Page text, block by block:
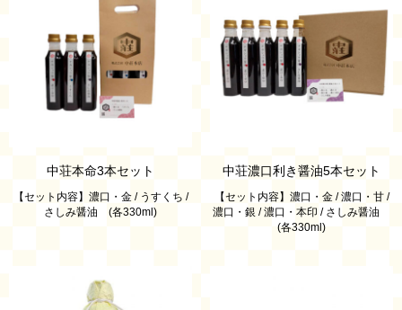
中荘本命3本セット
【セット内容】濃口・金 / うすくち /
さしみ醤油 (各330ml)
中荘濃口利き醤油5本セット
【セット内容】濃口・金 / 濃口・甘 /
濃口・銀 / 濃口・本印 / さしみ醤油
(各330ml)